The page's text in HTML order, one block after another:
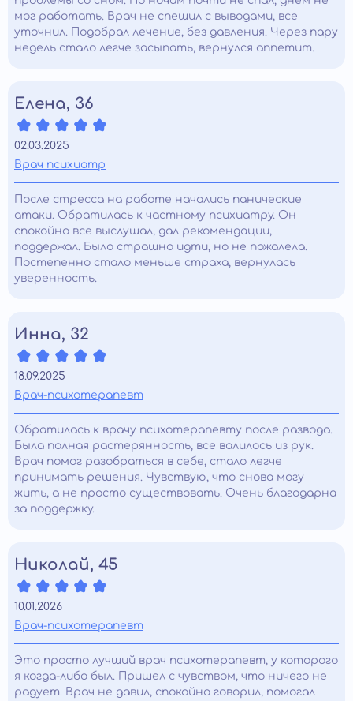
мог работать. Врач не спешил с выводами, все
уточнил. Подобрал лечение, без давления. Через пару
недель стало легче засыпать, вернулся аппетит.
Елена, 36
02.03.2025
Врач психиатр
После стресса на работе начались панические
атаки. Обратилась к частному психиатру. Он
спокойно все выслушал, дал рекомендации,
поддержал. Было страшно идти, но не пожалела.
Постепенно стало меньше страха, вернулась
уверенность.
Инна, 32
18.09.2025
Врач-психотерапевт
Обратилась к врачу психотерапевту после развода.
Была полная растерянность, все валилось из рук.
Врач помог разобраться в себе, стало легче
принимать решения. Чувствую, что снова могу
жить, а не просто существовать. Очень благодарна
за поддержку.
Николай, 45
10.01.2026
Врач-психотерапевт
Это просто лучший врач психотерапевт, у которого
я когда-либо был. Пришел с чувством, что ничего не
радует. Врач не давил, спокойно говорил, помогал